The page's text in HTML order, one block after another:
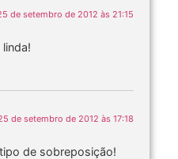
de setembro de 2012 às 21:15
de setembro de 2012 às 17:18
de sobreposição!